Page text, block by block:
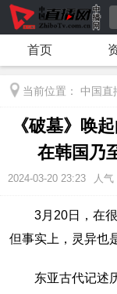
首页
当前位置： 中国直
《破墓》唤
在韩国乃
2024-03-20 23:23 人气
3月20日，在很
但事实上，灵异也
东亚古代记述历